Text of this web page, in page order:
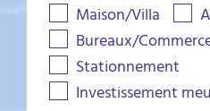
Maison/Villa
Bureaux/
Stationnement
Investissement